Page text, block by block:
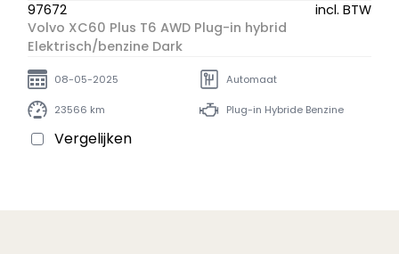
97672
incl. BTW
Volvo XC60 Plus T6 AWD Plug-in hybrid
Elektrisch/benzine Dark
08-05-2025 Automaat
23566 km Plug-in Hybride Benzine
Vergelijken